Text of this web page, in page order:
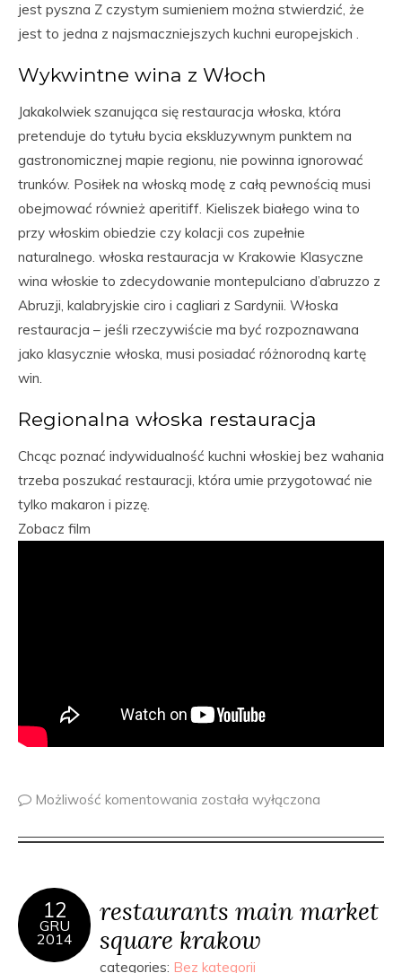
jest pyszna Z czystym sumieniem można stwierdzić, że
jest to jedna z najsmaczniejszych kuchni europejskich .
Wykwintne wina z Włoch
Jakakolwiek szanująca się restauracja włoska, która
pretenduje do tytułu bycia ekskluzywnym punktem na
gastronomicznej mapie regionu, nie powinna ignorować
trunków. Posiłek na włoską modę z całą pewnością musi
obejmować również aperitiff. Kieliszek białego wina to
przy włoskim obiedzie czy kolacji cos zupełnie
naturalnego. włoska restauracja w Krakowie Klasyczne
wina włoskie to zdecydowanie montepulciano d’abruzzo z
Abruzji, kalabryjskie ciro i cagliari z Sardynii. Włoska
restauracja – jeśli rzeczywiście ma być rozpoznawana
jako klasycznie włoska, musi posiadać różnorodną kartę
win.
Regionalna włoska restauracja
Chcąc poznać indywidualność kuchni włoskiej bez wahania
trzeba poszukać restauracji, która umie przygotować nie
tylko makaron i pizzę.
Zobacz film
Możliwość komentowania została wyłączona
12
GRU
2014
restaurants main market
square krakow
categories: Bez kategorii